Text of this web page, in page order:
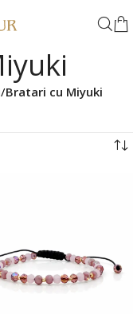
/Bratari cu Miyuki